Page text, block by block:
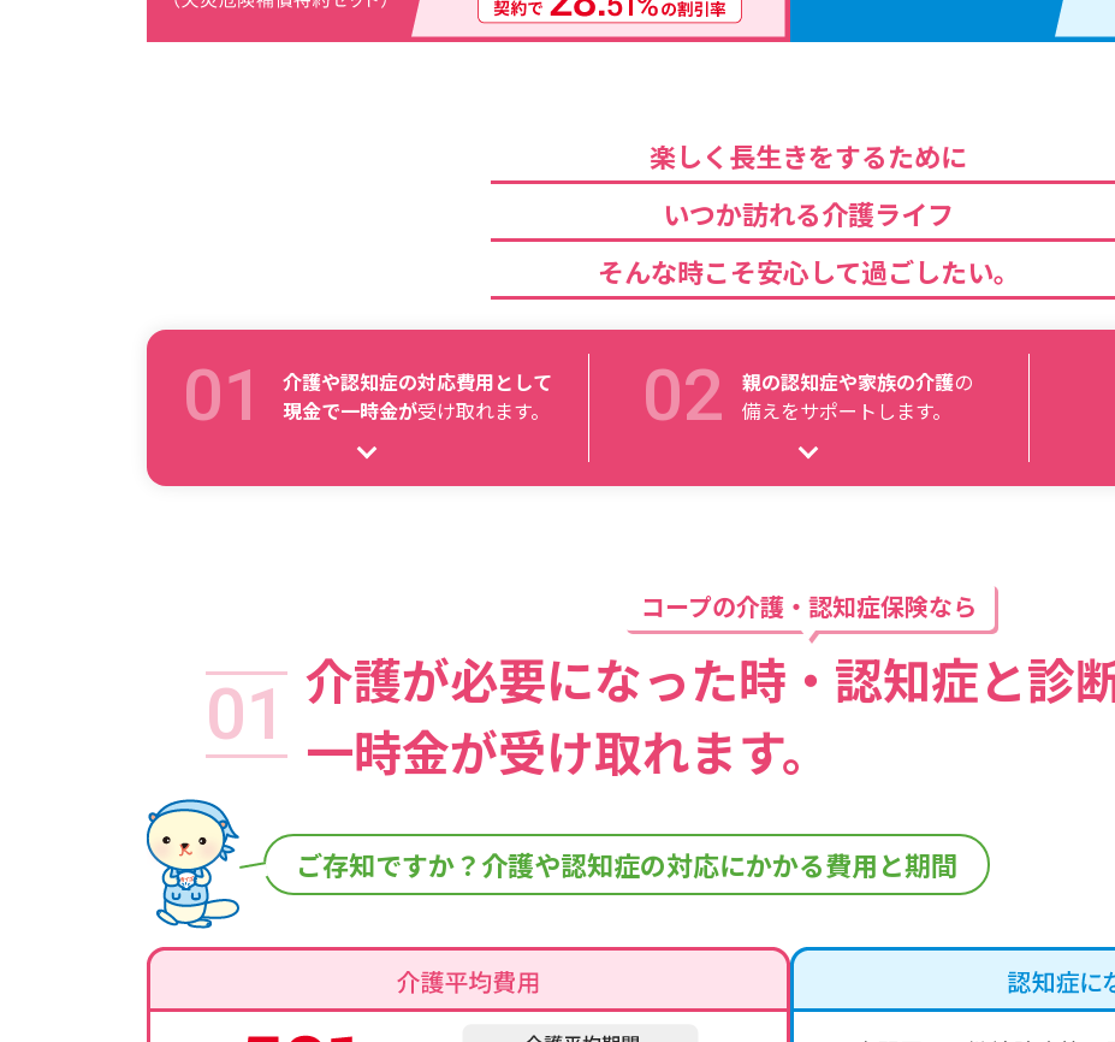
楽しく長生きをするために
いつか訪れる介護ライフ
そんな時こそ安心して過ごしたい。
介護や認知症の対応費用として
現金で一時金が受け取れます。
親の認知症や家族の介護の
備えをサポートします。
コープの介護・認知症保険なら
01 介護が必要になった時・認知症と診
一時金が受け取れます。
ご存知ですか？介護や認知症の対応にかかる費用と期間